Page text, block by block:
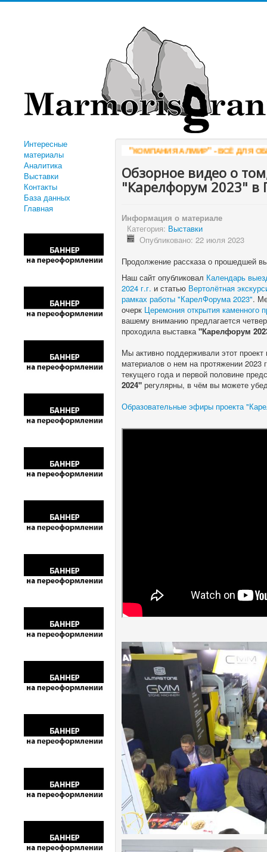
Интересные
материалы
Аналитика
Выставки
Контакты
База данных
Главная
"КОМПАНИЯ АЛМИР" - ВСЁ ДЛЯ ОБРАБОТКИ КАМНЯ
Обзорное видео о
"Карелфорум 2023" в
Информация о материале
Категория: Выставки
Опубликовано: 22 июля 2023
Продолжение рассказа о прошедшей
Наш сайт опубликовал Календарь
2024 г.г. и статью Вертолётная
рамках работы "КарелФорума 2023".
очерк Церемония открытия каменного
вашему вниманию предлагается
проходила выставка"Карелфорум
Мы активно поддерживали этот
материалов о нем на протяжении 2023
текущего года и первой половине
2024" регулярны, в чём вы можете
Образовательные эфиры проекта